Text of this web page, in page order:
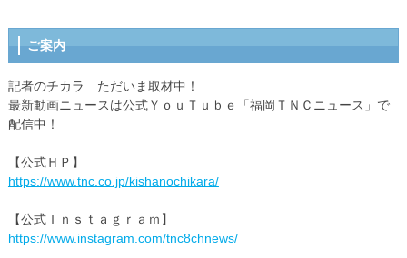
ご案内
記者のチカラ ただいま取材中！
最新動画ニュースは公式ＹｏｕＴｕｂｅ「福岡ＴＮＣニュース」で
配信中！
【公式ＨＰ】
https://www.tnc.co.jp/kishanochikara/
【公式Ｉｎｓｔａｇｒａｍ】
https://www.instagram.com/tnc8chnews/